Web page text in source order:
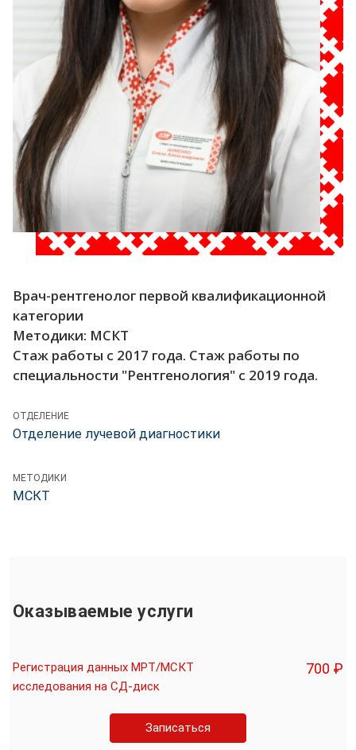
Врач-рентгенолог первой квалификационной
категории
Методики: МСКТ
Стаж работы с 2017 года. Стаж работы по
специальности "Рентгенология" с 2019 года.
ОТДЕЛЕНИЕ
Отделение лучевой диагностики
МЕТОДИКИ
МСКТ
Оказываемые услуги
Регистрация данных МРТ/МСКТ
исследования на СД-диск
700 ₽
Записаться